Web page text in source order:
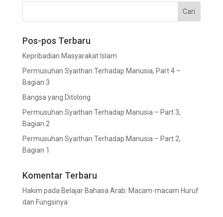
Pos-pos Terbaru
Kepribadian Masyarakat Islam
Permusuhan Syaithan Terhadap Manusia, Part 4 –
Bagian 3
Bangsa yang Ditolong
Permusuhan Syaithan Terhadap Manusia – Part 3,
Bagian 2
Permusuhan Syaithan Terhadap Manusia – Part 2,
Bagian 1
Komentar Terbaru
Hakim pada Belajar Bahasa Arab: Macam-macam Huruf
dan Fungsinya